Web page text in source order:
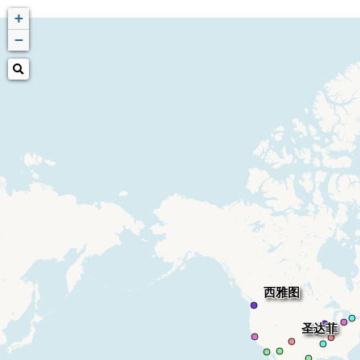
圣达菲
西雅图
+
−